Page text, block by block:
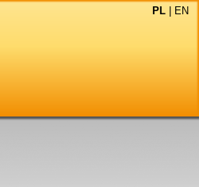
PL EN